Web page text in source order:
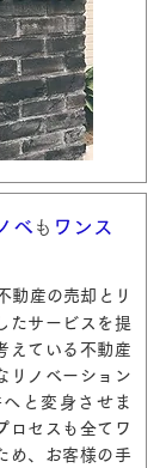
ベ も ワンス
動産の売却とリ
たサービスを提
えている不動産
リノベーション
と変身させま
ロセスも全てワ
め、お客様の手